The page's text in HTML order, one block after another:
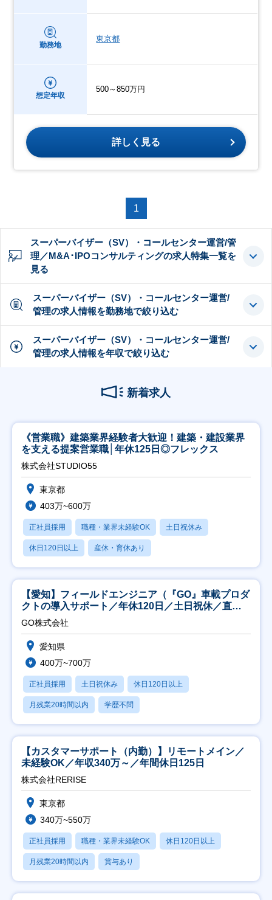
勤務地
東京都
想定年収
500～850万円
詳しく見る
1
スーパーバイザー（SV）・コールセンター運営/管
理／M&A･IPOコンサルティングの求人特集一覧を
見る
スーパーバイザー（SV）・コールセンター運営/
管理の求人情報を勤務地で絞り込む
スーパーバイザー（SV）・コールセンター運営/
管理の求人情報を年収で絞り込む
新着求人
《営業職》建築業界経験者大歓迎！建築・建設業界
を支える提案営業職│年休125日◎フレックス
株式会社STUDIO55
東京都
403万~600万
正社員採用 職種・業界未経験OK 土日祝休み
休日120日以上 産休・育休あり
【愛知】フィールドエンジニア（『GO』車載プロダ
クトの導入サポート／年休120日／土日祝休／直行
直帰
GO株式会社
愛知県
400万~700万
正社員採用 土日祝休み 休日120日以上
月残業20時間以内 学歴不問
【カスタマーサポート（内勤）】リモートメイン／
未経験OK／年収340万～／年間休日125日
株式会社RERISE
東京都
340万~550万
正社員採用 職種・業界未経験OK 休日120日以上
月残業20時間以内 賞与あり